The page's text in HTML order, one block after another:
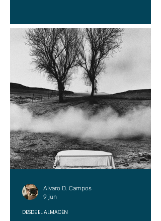
DESDE EL ALMACÉN
Alvaro D. Campos
9 jun